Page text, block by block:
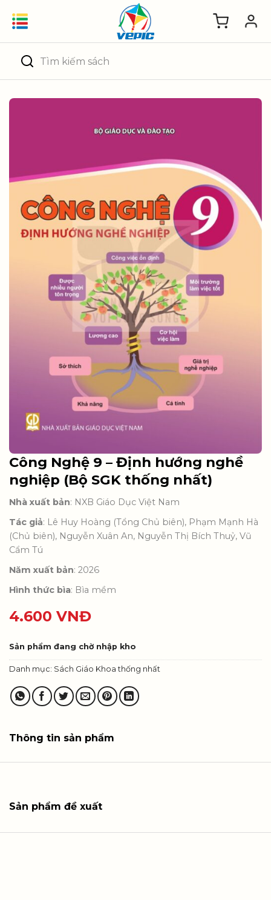
Tìm
kiếm:
Công Nghệ 9 – Định hướng nghề
nghiệp (Bộ SGK thống nhất)
Nhà xuất bản: NXB Giáo Dục Việt Nam
Tác giả: Lê Huy Hoàng (Tổng Chủ biên), Phạm Mạnh Hà
(Chủ biên), Nguyễn Xuân An, Nguyễn Thị Bích Thuỷ, Vũ
Cẩm Tú
Năm xuất bản: 2026
Hình thức bìa: Bìa mềm
4.600 VNĐ
Sản phẩm đang chờ nhập kho
Danh mục: Sách Giáo Khoa thống nhất
Thông tin sản phẩm
Sản phẩm đề xuất